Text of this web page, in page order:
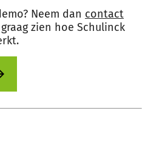
Neem dan contact
zien hoe Schulinck